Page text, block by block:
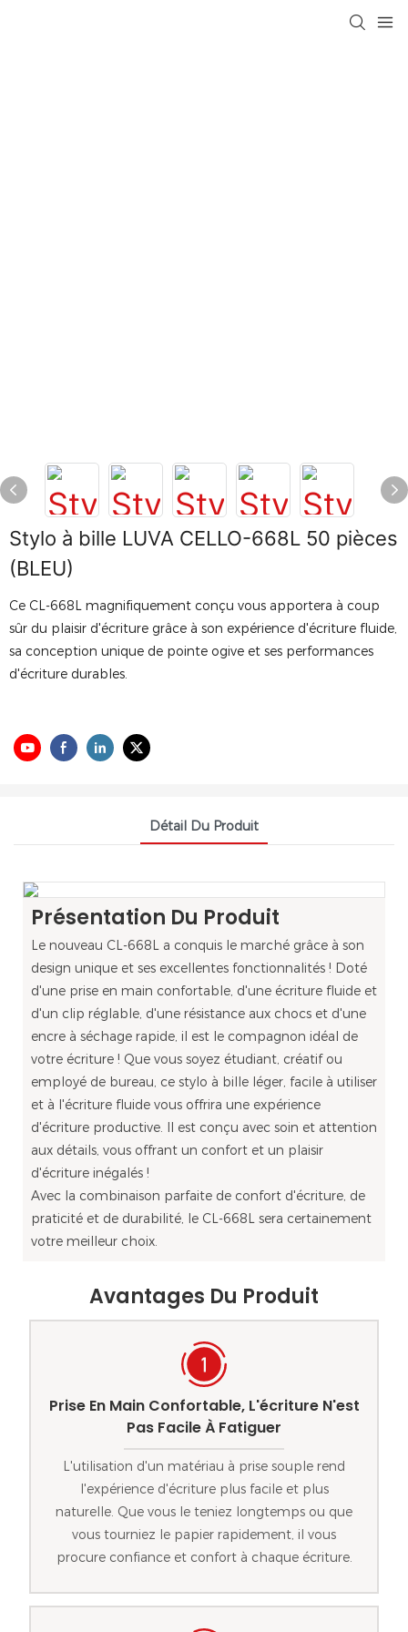
Stylo à bille LUVA CELLO-668L 50 pièces
(BLEU)
Ce CL-668L magnifiquement conçu vous apportera à coup
sûr du plaisir d'écriture grâce à son expérience d'écriture fluide,
sa conception unique de pointe ogive et ses performances
d'écriture durables.
Détail Du Produit
Présentation Du Produit
Le nouveau CL-668L a conquis le marché grâce à son
design unique et ses excellentes fonctionnalités ! Doté
d'une prise en main confortable, d'une écriture fluide et
d'un clip réglable, d'une résistance aux chocs et d'une
encre à séchage rapide, il est le compagnon idéal de
votre écriture ! Que vous soyez étudiant, créatif ou
employé de bureau, ce stylo à bille léger, facile à utiliser
et à l'écriture fluide vous offrira une expérience
d'écriture productive. Il est conçu avec soin et attention
aux détails, vous offrant un confort et un plaisir
d'écriture inégalés !
Avec la combinaison parfaite de confort d'écriture, de
praticité et de durabilité, le CL-668L sera certainement
votre meilleur choix.
Avantages Du Produit
Prise En Main Confortable, L'écriture N'est
Pas Facile À Fatiguer
L'utilisation d'un matériau à prise souple rend
l'expérience d'écriture plus facile et plus
naturelle. Que vous le teniez longtemps ou que
vous tourniez le papier rapidement, il vous
procure confiance et confort à chaque écriture.